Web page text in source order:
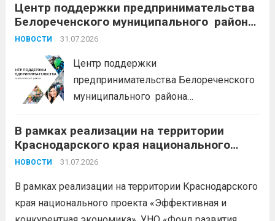
5 млн. рублей Срок от 7 мес. до 36 мес. Процентная
ставка 0,1- 8,15 % годовых Возможно установление
льготного периода...
Центр поддержки предпринимательства
Белореченского муниципального района
Краснодарского края приглашает на
НОВОСТИ 31.07.2026
Центр поддержки
предпринимательства Белореченского
муниципального района
БЕСПЛАТНЫЕ КОНСУЛЬТАЦИИ
Бухгалтерский учет и заполнение
деклараций; Трудовое
планирование и правовое обеспечение;
Микрозаймы для предпринимателей по
В рамках реализации на территории
Краснодарского края национального
проекта «Эффективная и конкурентная
НОВОСТИ 31.07.2026
В рамках реализации на территории Краснодарского
края национального проекта «Эффективная и